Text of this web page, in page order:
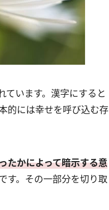
ています。漢字にすると
的には幸せを呼び込む存
たかによって暗示する意
す。その一部分を切り取